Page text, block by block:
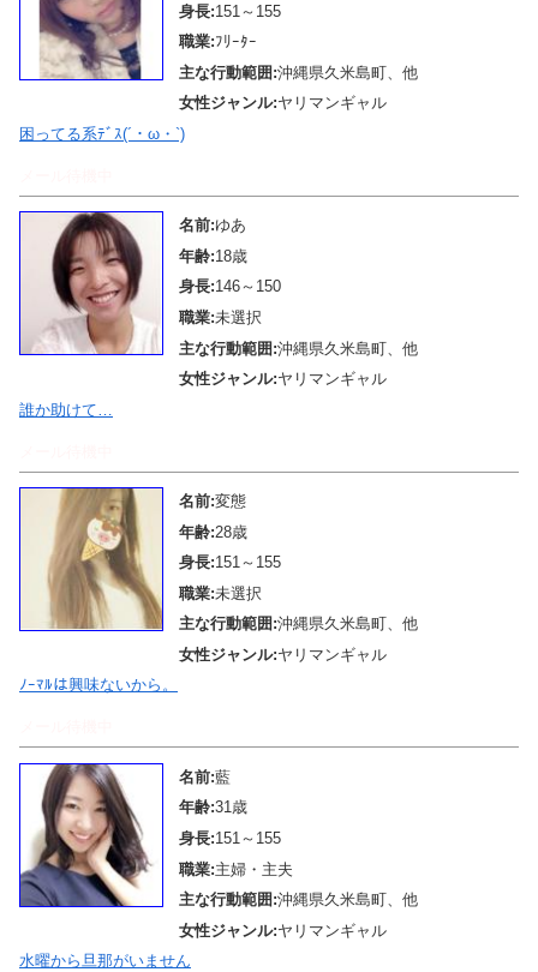
身長:151～155
職業:ﾌﾘｰﾀｰ
主な行動範囲:沖縄県久米島町、他
女性ジャンル:ヤリマンギャル
困ってる系ﾃﾞｽ(´・ω・`)
名前:ゆあ
年齢:18歳
身長:146～150
職業:未選択
主な行動範囲:沖縄県久米島町、他
女性ジャンル:ヤリマンギャル
誰か助けて…
名前:変態
年齢:28歳
身長:151～155
職業:未選択
主な行動範囲:沖縄県久米島町、他
女性ジャンル:ヤリマンギャル
ﾉｰﾏﾙは興味ないから。
名前:藍
年齢:31歳
身長:151～155
職業:主婦・主夫
主な行動範囲:沖縄県久米島町、他
女性ジャンル:ヤリマンギャル
水曜から旦那がいません